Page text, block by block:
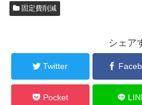
固定費削減
シェア
Twitter
Pocket